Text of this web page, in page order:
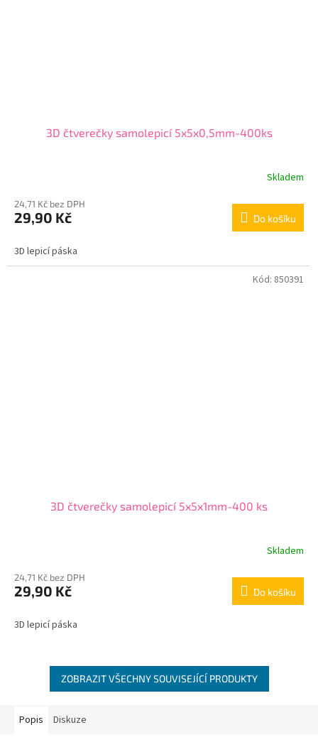
3D čtverečky samolepicí 5x5x0,5mm-400ks
Skladem
24,71 Kč bez DPH
29,90 Kč Do košíku
3D lepicí páska
3D čtverečky samolepicí 5x5x1mm-400 ks
Skladem
24,71 Kč bez DPH
29,90 Kč Do košíku
3D lepicí páska
Kód: 850391
ZOBRAZIT VŠECHNY SOUVISEJÍCÍ PRODUKTY
Popis Diskuze